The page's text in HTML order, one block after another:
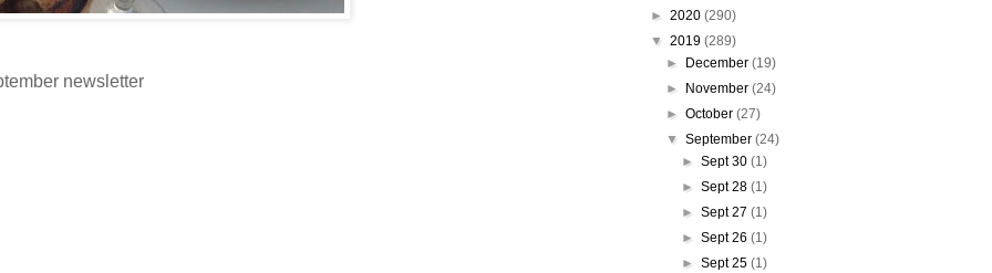
newsletter
► 2020 (290)
▼ 2019 (289)
►
December (19)
►
November (24)
► October (27)
▼ September (24)
►Sept 30(1)
►Sept 28(1)
►Sept 27(1)
►Sept 26(1)
►Sept 25(1)